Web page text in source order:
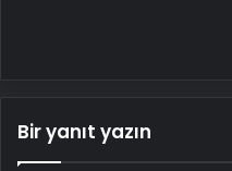
Bir yanıt yazın